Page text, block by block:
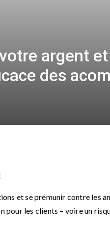
argent
des
et se prémunir contre les
pour les clients – voire un